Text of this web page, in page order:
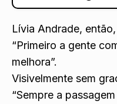
Lívia Andrade,
“Primeiro a gente
melhora”.
Visivelmente sem
“Sempre a